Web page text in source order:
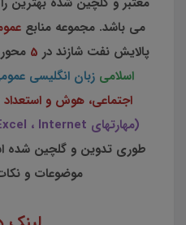
می باشد. مجموعه منابع
پالایش نفت شازند در 5 محور
اسلامی زبان انگلیسی
اجتماعی، هوش و
(مهارتهای Word ، PowerPoint ، Excel ، Internet)
طوری تدوین و گلچین شده
موضوعات و